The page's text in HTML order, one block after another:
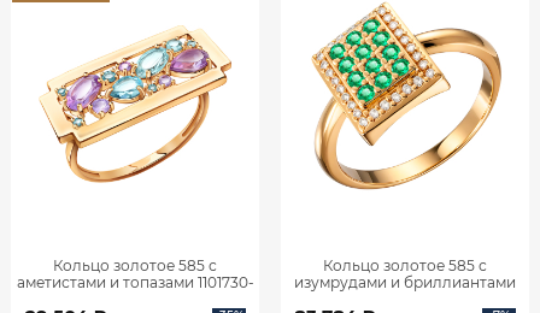
Кольцо золотое 585 с
аметистами и топазами 1101730-
Кольцо золотое 585 с
изумрудами и бриллиантами